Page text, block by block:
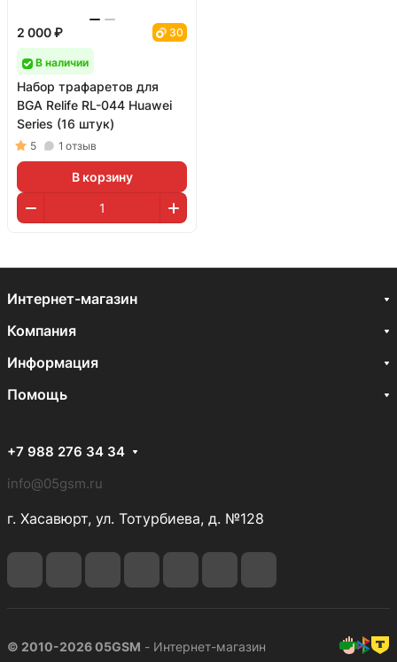
2 000 ₽ 30
В наличии
Набор трафаретов для
BGA Relife RL-044 Huawei
Series (16 штук)
5 1 отзыв
В корзину
Интернет-магазин
Компания
Информация
Помощь
+7 988 276 34 34
info@05gsm.ru
г. Хасавюрт, ул. Тотурбиева, д. №128
© 2010-2026 05GSM - Интернет-магазин